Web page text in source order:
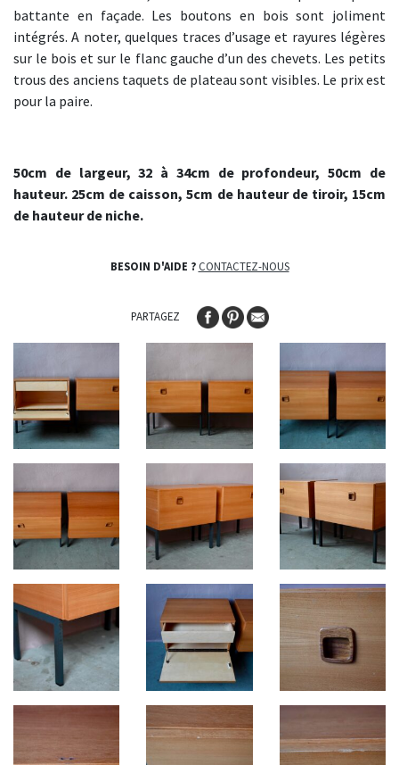
battante en façade. Les boutons en bois sont joliment
intégrés. A noter, quelques traces d’usage et rayures légères
sur le bois et sur le flanc gauche d’un des chevets. Les petits
trous des anciens taquets de plateau sont visibles. Le prix est
pour la paire.
50cm de largeur, 32 à 34cm de profondeur, 50cm de
hauteur. 25cm de caisson, 5cm de hauteur de tiroir, 15cm
de hauteur de niche.
BESOIN D'AIDE ? CONTACTEZ-NOUS
PARTAGEZ